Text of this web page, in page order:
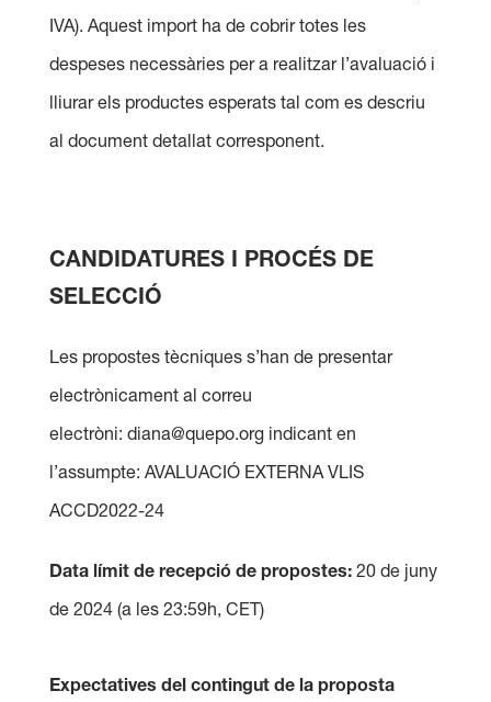
IVA). Aquest import ha de cobrir totes les
despeses necessàries per a realitzar l’avaluació i
lliurar els productes esperats tal com es descriu
al document detallat corresponent.
CANDIDATURES I PROCÉS DE
SELECCIÓ
Les propostes tècniques s’han de presentar
electrònicament al correu
electròni: diana@quepo.org indicant en
l’assumpte: AVALUACIÓ EXTERNA VLIS
ACCD2022-24
Data límit de recepció de propostes:20 de juny
de 2024 (a les 23:59h, CET)
Expectatives del contingut de la proposta